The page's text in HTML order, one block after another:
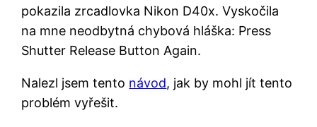
pokazila zrcadlovka Nikon D40x. Vyskočila
na mne neodbytná chybová hláška: Press
Shutter Release Button Again.
Nalezl jsem tento návod, jak by mohl jít tento
problém vyřešit.